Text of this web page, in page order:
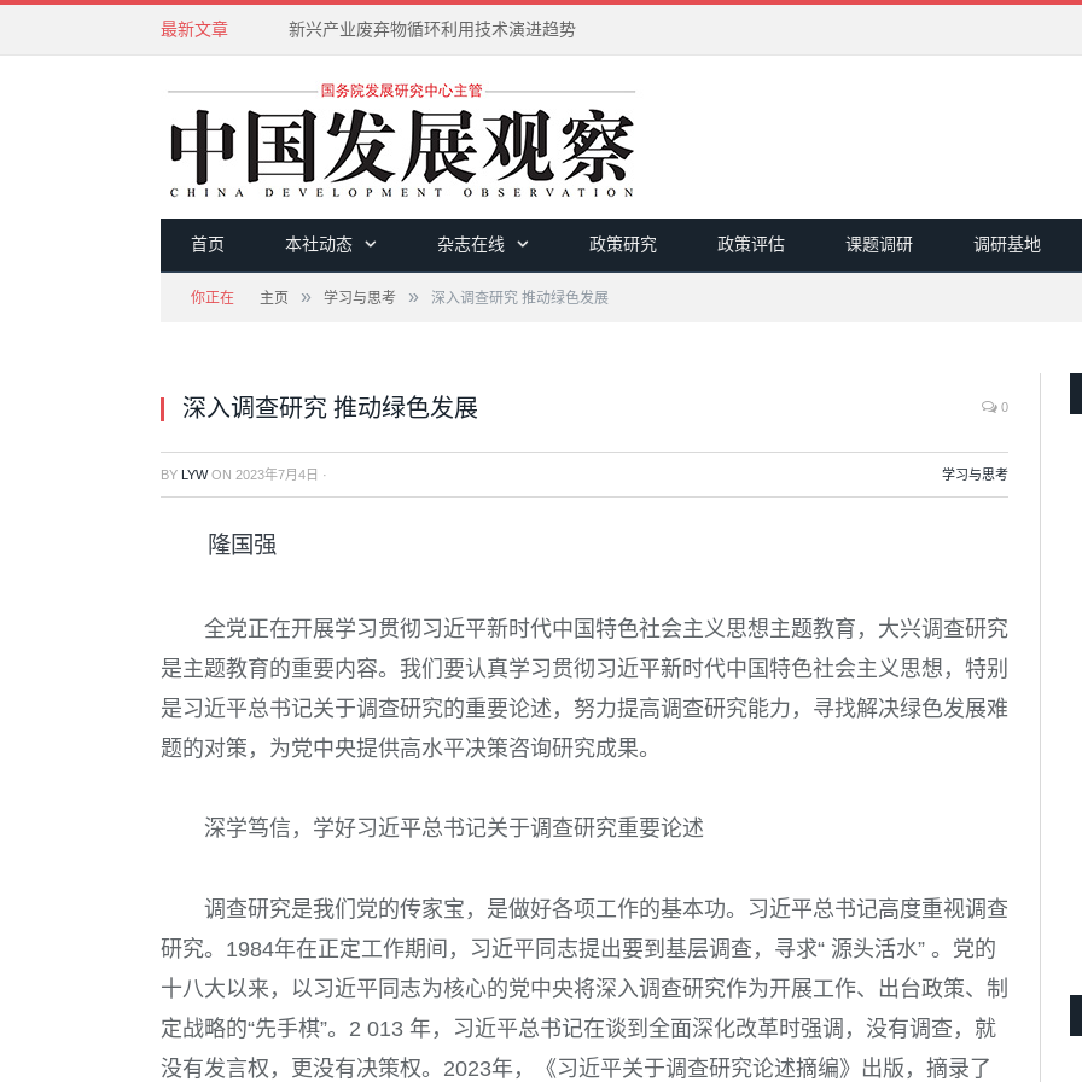
最新文章 新兴产业废弃物循环利用技术演进趋势
首页 本社动态 杂志在线 政策研究 政策评估 课题调研 调研基地
你正在 主页 » 学习与思考 » 深入调查研究 推动绿色发展
深入调查研究 推动绿色发展 0
BY LYWON 2023年7月4日 · 学习与思考
隆国强
全党正在开展学习贯彻习近平新时代中国特色社会主义思想主题教育，大兴调查研究
是主题教育的重要内容。我们要认真学习贯彻习近平新时代中国特色社会主义思想，特别
是习近平总书记关于调查研究的重要论述，努力提高调查研究能力，寻找解决绿色发展难
题的对策，为党中央提供高水平决策咨询研究成果。
深学笃信，学好习近平总书记关于调查研究重要论述
调查研究是我们党的传家宝，是做好各项工作的基本功。 习近平总书记高度重视调查
研究。 1984年在正定工作期间，习近平同志提出要到基层调查，寻求“ 源头活水” 。党的
十八大以来，以习近平同志为核心的党中央将深入调查研究作为开展工作、出台政策、制
定战略的“先手棋”。 2 013 年，习近平总书记在谈到全面深化改革时强调，没有调查，就
没有发言权，更没有决策权。 2023年，《习近平关于调查研究论述摘编》出版，摘录了